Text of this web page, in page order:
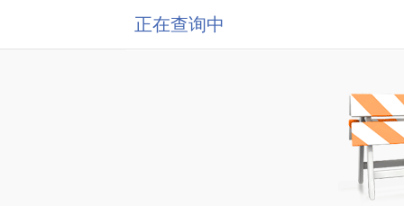
正在查询中